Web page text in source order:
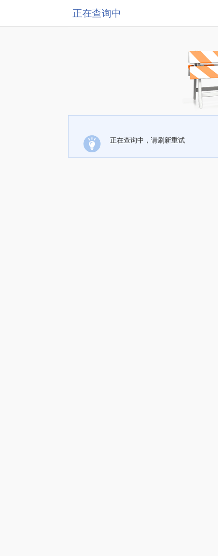
正在查询中
正在查询中，请刷新重试